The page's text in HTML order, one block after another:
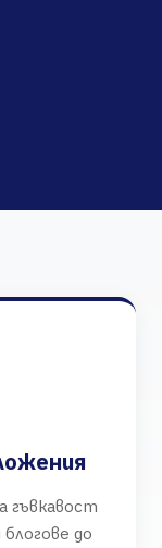
гъвкавост
до